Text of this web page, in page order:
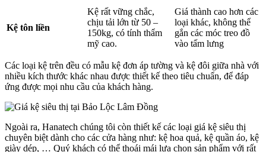
Kệ tôn liền
Kệ rất vững chắc,
chịu tải lớn từ 50 –
150kg, có tính thẩm
mỹ cao.
Giá thành cao hơn các
loại khác, không thể
gắn các móc treo đồ
vào tấm lưng
Các loại kệ trên đều có mẫu kệ đơn áp tường và kệ đôi giữa nhà với
nhiều kích thước khác nhau được thiết kế theo tiêu chuẩn, để đáp
ứng được mọi nhu cầu của khách hàng.
Ngoài ra, Hanatech chúng tôi còn thiết kế các loại giá kệ siêu thị
chuyên biệt dành cho các cửa hàng như: kệ hoa quả, kệ quần áo, kệ
giày dép, … Quý khách có thể thoái mái lựa chọn sản phẩm với rất